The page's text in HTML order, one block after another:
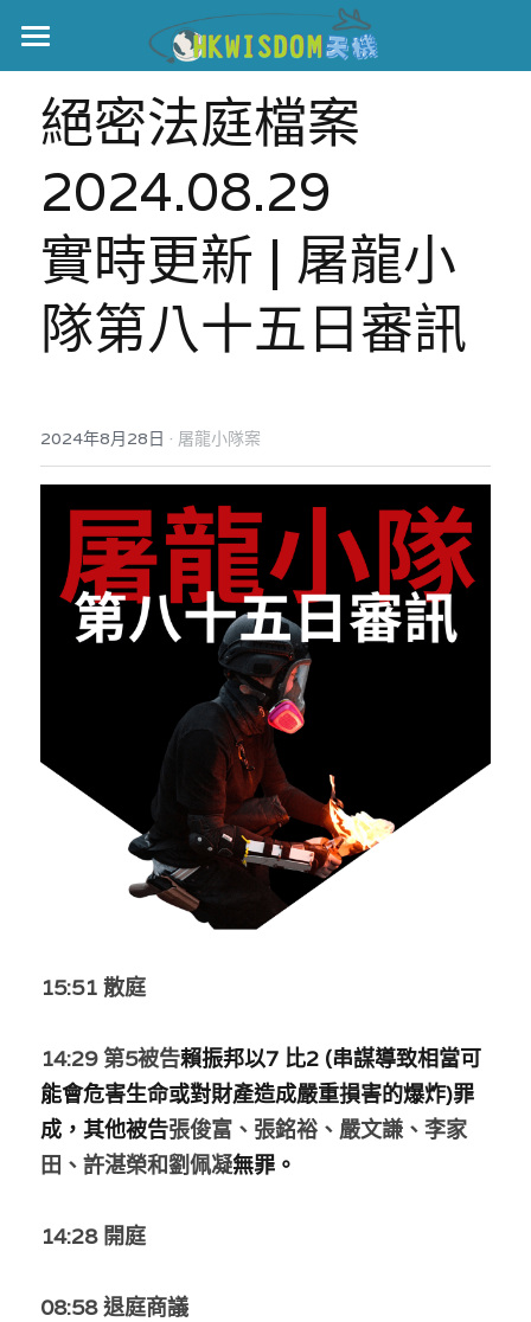
主頁
世界盃
伊美戰爭
黎智英案
正本清源•黎智英案
美西媒體謊言實錄
宏福火災
宏福‧革新
宏福火災正視聽
記錄．宏福苑火災
港聞
國際
娛樂
反華推手你要知
反華推手懶人包
民主派騙案十式
反華推手起底
美西霸凌內幕
美西極權主義
真相直擊
KOL 專欄
屈穎妍專欄
朱庭萱專欄
莫綺琪專欄
黃萬成專欄
林伯強專欄
馮煒光專欄
趙處機專欄
KOL 精選
大衛sir專欄
醫院口岸爆炸案
屠龍小隊案
黎智英案審訊
吃喝玩指南
休閒好介紹
關於我們
人才招聘
條款及細則
關於我們
繁體中文
絕密法庭檔案
2024.08.29
實時更新 | 屠龍小
隊第八十五日審訊
2024年8月28日 · 屠龍小隊案
15:51 散庭
14:29 第5被告賴振邦以7 比2 (串謀導致相當可
能會危害生命或對財產造成嚴重損害的爆炸)罪
成，其他被告張俊富、張銘裕 、 嚴文謙、 李家
田 、 許湛榮和劉佩凝無罪。
14:28 開庭
08:58 退庭商議